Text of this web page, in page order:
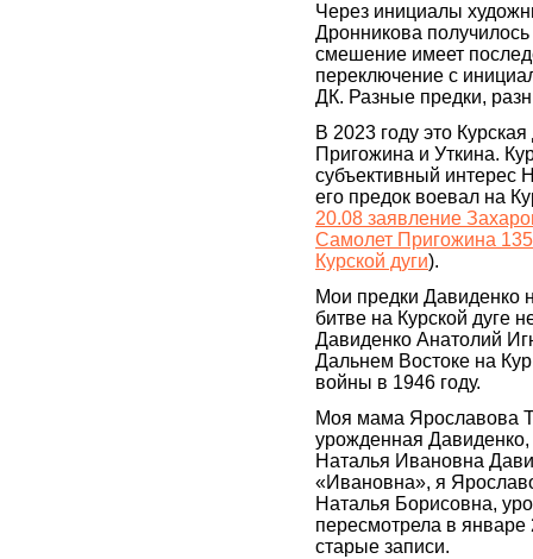
Через инициалы
Дронникова
смешение имеет
переключение с
ДК. Разные предки,
В 2023 году это Курская
Пригожина и Уткина.
субъективный интерес
его предок воевал на
20.08 заявление
Самолет Пригожина
Курской дуги).
Мои предки Давиденко
битве на Курской дуге
Давиденко Анатолий
Дальнем Востоке на
войны в 1946 году.
Моя мама Ярославова
урожденная
Наталья Ивановна
«Ивановна», я
Наталья Борисовна,
пересмотрела в
старые записи.